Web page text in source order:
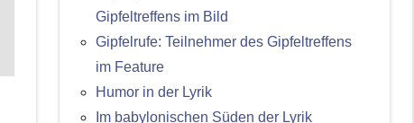
Gipfeltreffens im Bild
Gipfelrufe: Teilnehmer des Gipfeltreffens
im Feature
Humor in der Lyrik
Im babylonischen Süden der Lyrik